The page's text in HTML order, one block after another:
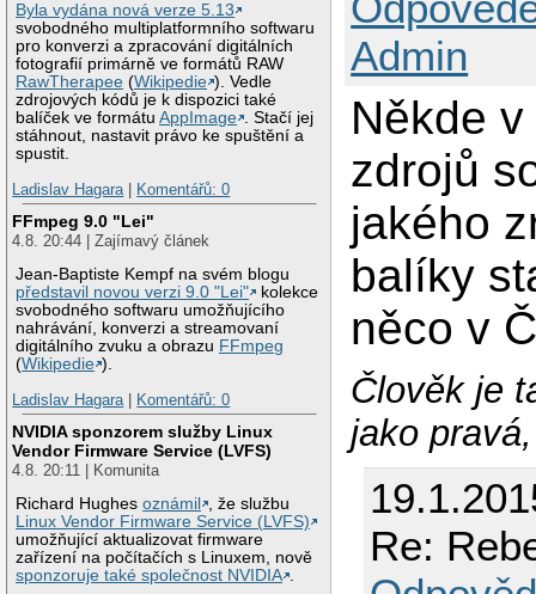
Byla vydána nová verze 5.13
svobodného multiplatformního softwaru
pro konverzi a zpracování digitálních
fotografií primárně ve formátů RAW
RawTherapee (Wikipedie ). Vedle
zdrojových kódů je k dispozici také
balíček ve formátuAppImage . Stačí jej
stáhnout, nastavit právo ke spuštění a
spustit.
Ladislav Hagara| Komentářů: 0
FFmpeg 9.0 "Lei"
4.8. 20:44 | Zajímavý článek
Jean-Baptiste Kempf na svém blogu
představil novou verzi 9.0 "Lei"
kolekce
svobodného softwaru umožňujícího
nahrávání, konverzi a streamovaní
digitálního zvuku a obrazu FFmpeg
(Wikipedie ).
Ladislav Hagara| Komentářů: 0
NVIDIA sponzorem služby Linux
Vendor Firmware Service (LVFS)
4.8. 20:11 | Komunita
Richard Hughesoznámil
, že službu
Linux Vendor Firmware Service (LVFS)
umožňující aktualizovat firmware
zařízení na počítačích s Linuxem, nově
sponzoruje také společnost NVIDIA .
Admin
Někde
zdrojů
jakého
balíky
něco v
Člověk je
jako
Re: